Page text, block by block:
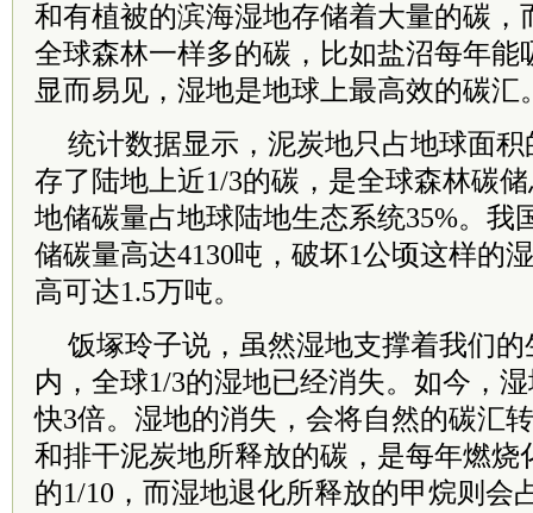
和有植被的滨海湿地存储着大量的碳，
全球森林一样多的碳，比如盐沼每年能
显而易见，湿地是地球上最高效的碳汇
统计数据显示，泥炭地只占地球面
存了陆地上近1/3的碳，是全球森林碳
地储碳量占地球陆地生态系统35%。我
储碳量高达4130吨，破坏1公顷这样的
高可达1.5万吨。
饭塚玲子说，虽然湿地支撑着我们
内，全球1/3的湿地已经消失。如今，
快3倍。湿地的消失，会将自然的碳汇
和排干泥炭地所释放的碳，是每年燃烧
的1/10，而湿地退化所释放的甲烷则会